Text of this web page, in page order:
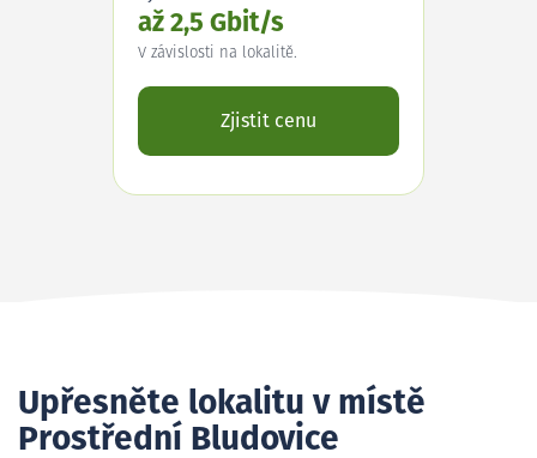
až 2,5 Gbit/s
V závislosti na lokalitě.
Zjistit cenu
Upřesněte lokalitu v místě
Prostřední Bludovice